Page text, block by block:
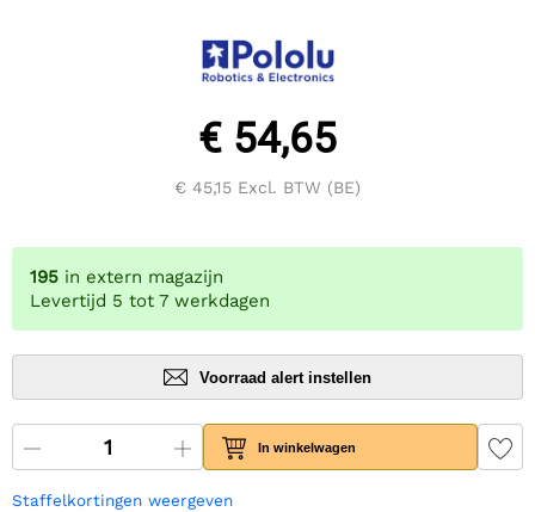
€ 54,65
€ 45,15 Excl. BTW (BE)
195 in extern magazijn
Levertijd 5 tot 7 werkdagen
Voorraad alert instellen
In winkelwagen
Staffelkortingen weergeven